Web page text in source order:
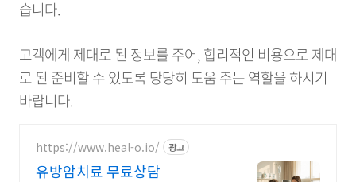
습니다.
고객에게 제대로 된 정보를 주어, 합리적인 비용으로 제대
로 된 준비할 수 있도록 당당히 도움 주는 역할을 하시기
바랍니다.
https://www.heal-o.io/ 광고
유방암치료 무료상담